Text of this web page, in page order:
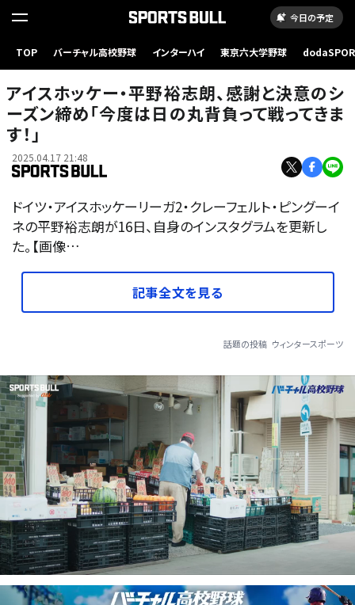
今日の予定
TOP バーチャル高校野球 インターハイ 東京六大学野球
アイスホッケー・平野裕志朗、感謝と決意のシ
ーズン締め「今度は日の丸背負って戦ってきま
す！」
2025.04.17 21:48
ドイツ・アイスホッケーリーガ2・クレーフェルト・ピングーイ
ネの平野裕志朗が16日、自身のインスタグラムを更新し
た。【画像…
記事全文を見る
話題の投稿 ウィンタースポーツ